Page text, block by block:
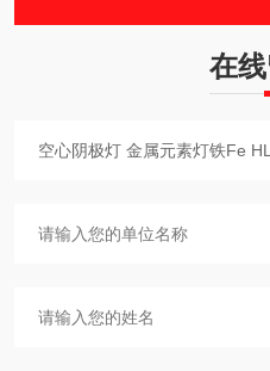
在